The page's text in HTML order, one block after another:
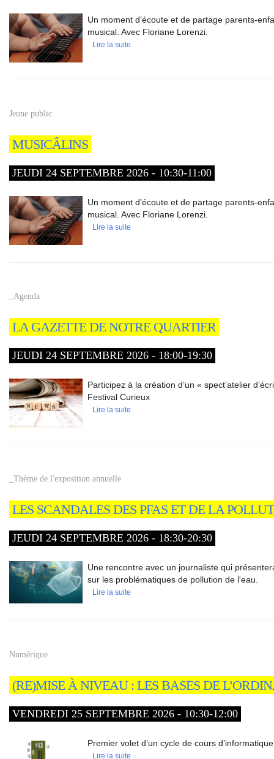
Un moment d’écoute et de partage parents-
musical. Avec Floriane Lorenzi.
Lire la suite
Jeune public
MUSICÂLINS
JEUDI 24 SEPTEMBRE 2026 - 10:30-11:00
Un moment d’écoute et de partage parents-
musical. Avec Floriane Lorenzi.
Lire la suite
_Agenda
LA GAZETTE DE NOTRE QUARTIER
JEUDI 24 SEPTEMBRE 2026 - 18:00-19:30
Participez à la création d’un « spect’atelier
Festival Curieux
Lire la suite
_Thème de l'exposition annuelle
LES SCANDALES DES PFAS ET DE LA
JEUDI 24 SEPTEMBRE 2026 - 18:30-20:30
Une rencontre avec un journaliste qui
sur les problématiques de pollution de l'eau.
Lire la suite
Numérique
(RE)MISE À NIVEAU : LES BASES DE
VENDREDI 25 SEPTEMBRE 2026 - 10:30-12:00
Premier volet d’un cycle de cours
Lire la suite